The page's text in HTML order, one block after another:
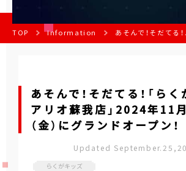
TOP Information あそんで！そだてる
あそんで！そだてる！「ら
アリオ蘇我店」2024年11
（金）にグランドオープン！
Updated
らくがキッズ